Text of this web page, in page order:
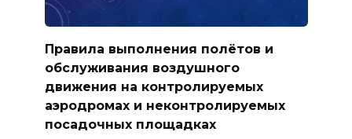
Правила выполнения полётов и
обслуживания воздушного
движения на контролируемых
аэродромах и неконтролируемых
посадочных площадках